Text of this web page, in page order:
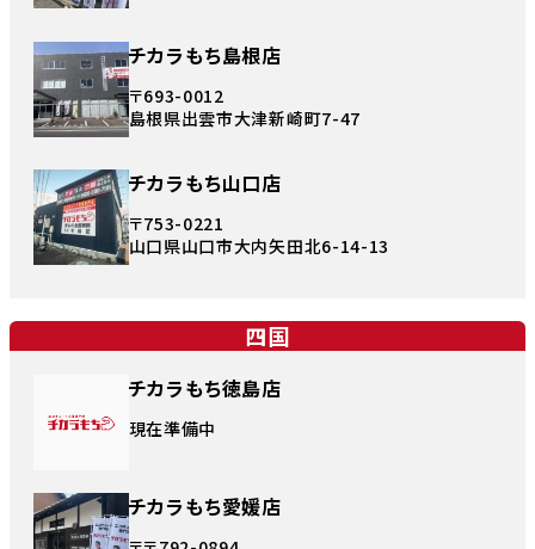
チカラもち島根店
〒693-0012
島根県出雲市大津新崎町7-47
チカラもち山口店
〒753-0221
山口県山口市大内矢田北6-14-13
四国
チカラもち徳島店
現在準備中
チカラもち愛媛店